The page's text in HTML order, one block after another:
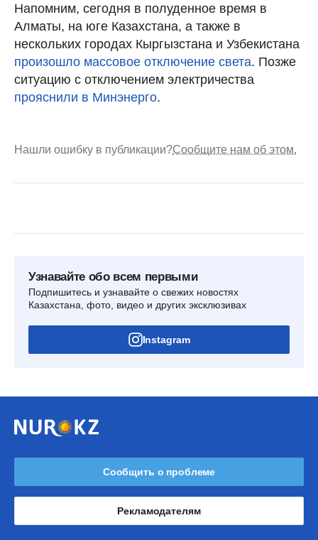
Напомним, сегодня в полуденное время в
Алматы, на юге Казахстана, а также в
нескольких городах Кыргызстана и Узбекистана
произошло массовое отключение света. Позже
ситуацию с отключением электричества
прояснили в Минэнерго.
Нашли ошибку в публикации?Сообщите нам об этом.
Узнавайте обо всем первыми
Подпишитесь и узнавайте о свежих новостях
Казахстана, фото, видео и других эксклюзивах
Instagram
Сообщить о проблеме
Рекламодателям